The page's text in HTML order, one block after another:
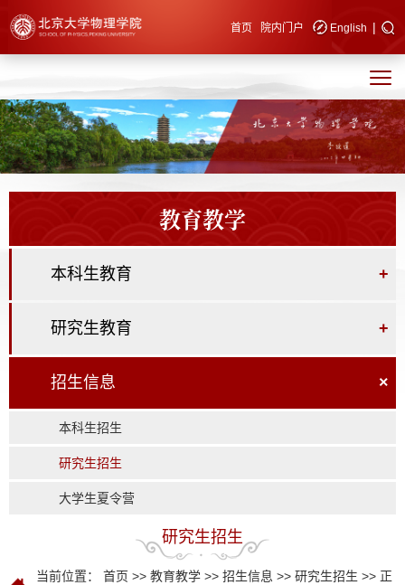
快速导航 首页 院内门户 English |
教育教学
本科生教育 +
研究生教育 +
招生信息 ×
本科生招生
研究生招生
大学生夏令营
研究生招生
当前位置： 首页 >> 教育教学 >> 招生信息 >> 研究生招生 >> 正